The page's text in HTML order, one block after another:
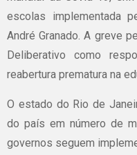
escolas implementada
André Granado. A greve
Deliberativo como
reabertura prematura na
O estado do Rio de
do país em número de
governos seguem